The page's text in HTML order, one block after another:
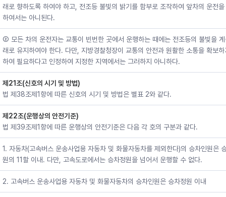
래로 향하도록 하여야 하고, 전조등 불빛의 밝기를 함부로 조작하여 앞차의 운전
하여서는 아니된다.
② 모든 차의 운전자는 교통이 빈번한 곳에서 운행하는 때에는 전조등의 불빛을
래로 유지하여야 한다. 다만, 지방경찰청장이 교통의 안전과 원활한 소통을 확보
하여 필요하다고 인정하여 지정한 지역에서는 그러하지 아니하다.
제21조(신호의 시기 및 방법)
법 제38조제1항에 따른 신호의 시기 및 방법은 별표 2와 같다.
제22조(운행상의 안전기준)
법 제39조제1항에 따른 운행상의 안전기준은 다음 각 호의 구분과 같다.
1. 자동차(고속버스 운송사업용 자동차 및 화물자동차를 제외한다)의 승차인원은
원의 11할 이내. 다만, 고속도로에서는 승차정원을 넘어서 운행할 수 없다.
2. 고속버스 운송사업용 자동차 및 화물자동차의 승차인원은 승차정원 이내